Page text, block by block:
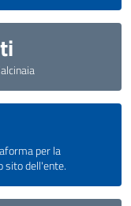
per la
sito dell'ente.